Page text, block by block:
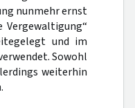
nunmehr ernst
und im
Sowohl
weiterhin